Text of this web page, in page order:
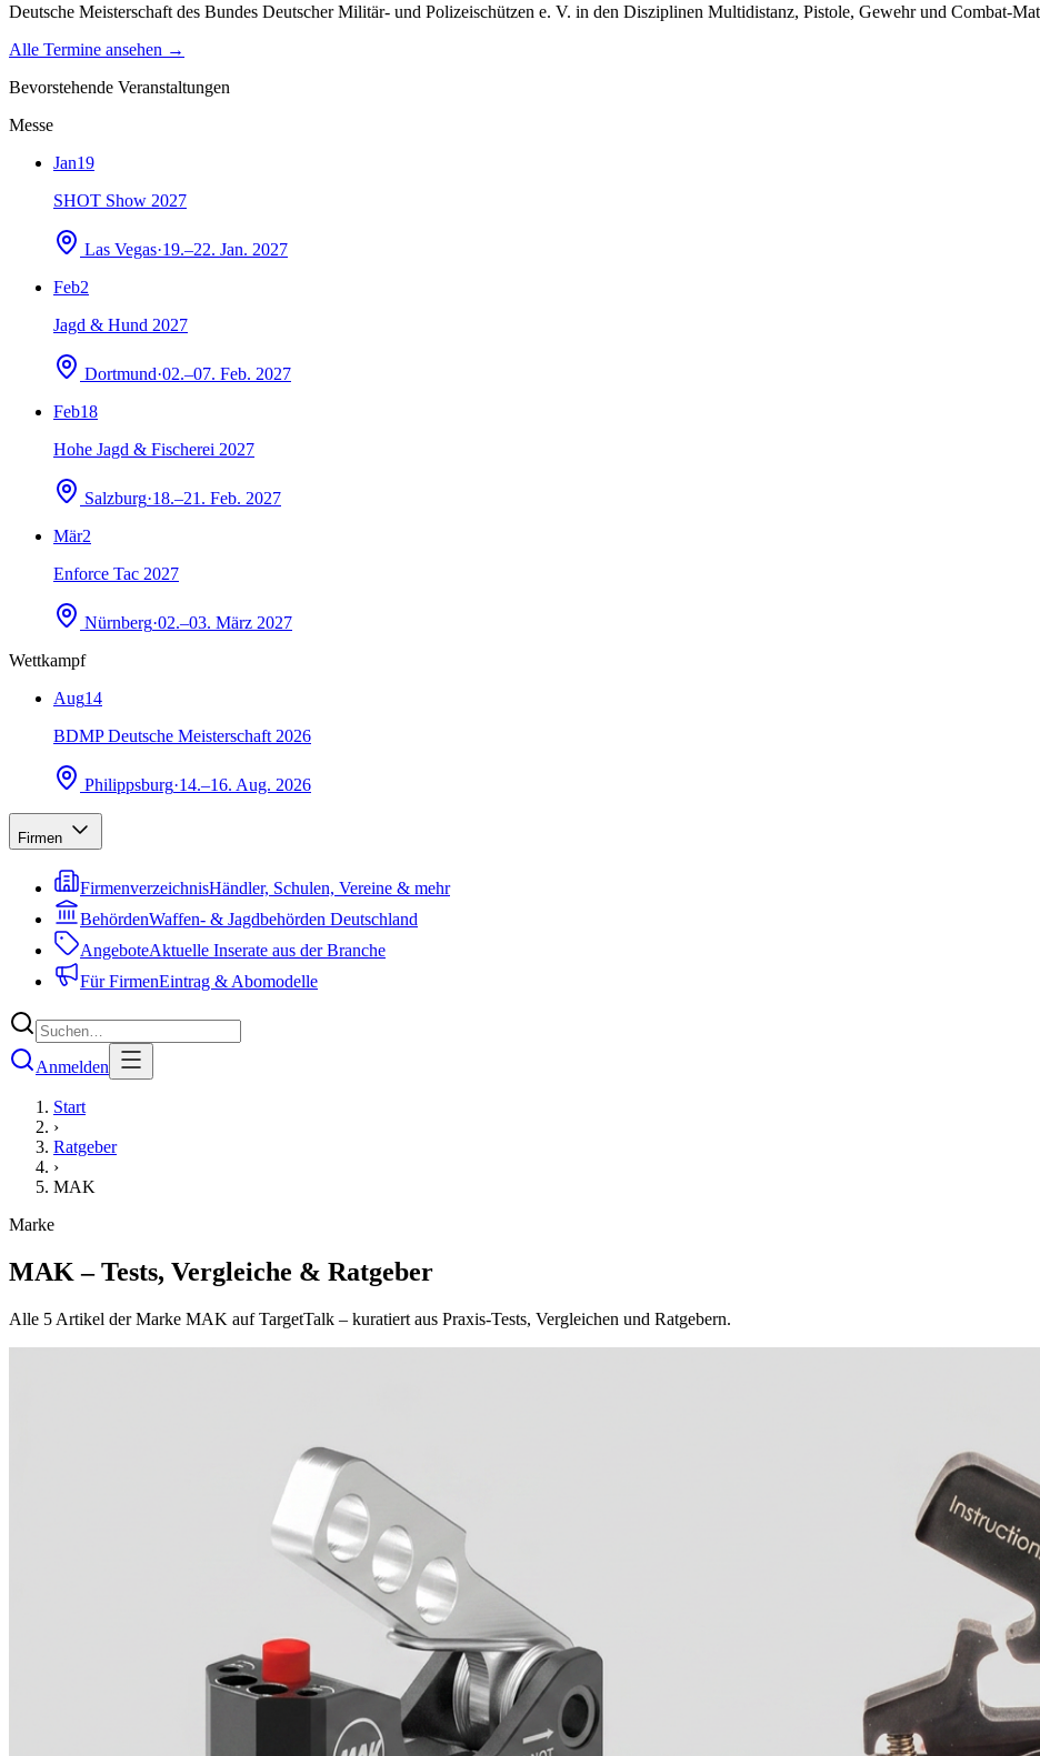
Deutsche Meisterschaft des Bundes Deutscher Militär- und Polizeischützen e. V. in den Disziplinen Multidistanz, Pistole, Gewehr und Combat-
Alle Termine ansehen →
Bevorstehende Veranstaltungen
Messe
Jan19
SHOT Show 2027
Las Vegas·19.–22. Jan. 2027
Feb2
Jagd & Hund 2027
Dortmund·02.–07. Feb. 2027
Feb18
Hohe Jagd & Fischerei 2027
Salzburg·18.–21. Feb. 2027
Mär2
Enforce Tac 2027
Nürnberg·02.–03. März 2027
Wettkampf
Aug14
BDMP Deutsche Meisterschaft 2026
Philippsburg·14.–16. Aug. 2026
Firmen
FirmenverzeichnisHändler, Schulen, Vereine & mehr
BehördenWaffen- & Jagdbehörden Deutschland
AngeboteAktuelle Inserate aus der Branche
Für FirmenEintrag & Abomodelle
Anmelden
Start
›
Ratgeber
›
MAK
Marke
MAK – Tests, Vergleiche & Ratgeber
Alle 5 Artikel der Marke MAK auf TargetTalk – kuratiert aus Praxis-Tests, Vergleichen und Ratgebern.